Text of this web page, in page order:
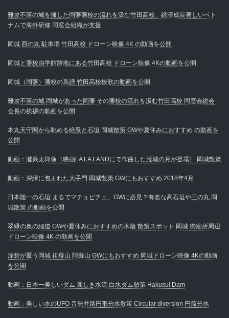
難攻不落の城を擁した岡藩藩校の流れを汲む竹田高校、経済成長著しいベト
ナムで海外研修 同窓会組織が支援
岡城 西の丸 駐車場 竹田高校 ドローン映像 4K の動画を公開
岡城と藩校由学館跡地にある竹田高校 ドローン映像 4Kの動画を公開
岡城（岡藩）藩校の系譜 竹田高校校歌の動画を公開
難攻不落の城 岡城があった岡藩 その藩校の流れを汲む竹田高校 同窓会総会
会長の挨拶の動画を公開
本丸天守閣から眺める絶景と石垣 岡城散策 GWや夏休みにおすすめ の動画を
公開
動画：瀧廉太郎像（映画LA LA LANDにて作曲した荒城の月が登場） 岡城散策
動画：深緑に包まれた大手門 岡城散策 GWにもおすすめ 2018年4月
日本随一の石垣 まるでマチュピチュ、GWに必見？有名な高石垣や三の丸 岡
城散策 の動画を公開
翠緑の奥の細道 GWや夏休みにおすすめの木陰 散策スポット 岡城 御廟所周辺
ドローン映像 4K の動画を公開
深碧が覆う岡城 祖母山 阿蘇山 GWにもおすすめ 岡城ドローン映像 4Kの動画
を公開
動画：日本一美しいダム 麗しき水流 白水ダム散策 Hakusui Dam
動画：美しい水のUFO 音無井路円形分水散策 Circular diversion 円筒分水